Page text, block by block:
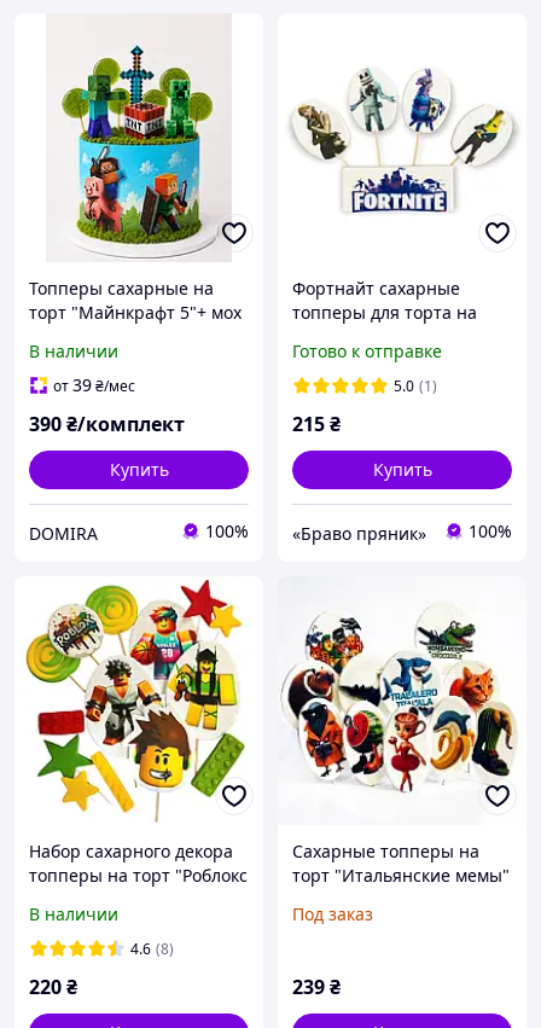
Топперы сахарные на
торт "Майнкрафт 5"+ мох
В наличии
от39₴/мес
390₴/комплект
Купить
DOMIRA 100%
Фортнайт сахарные
топперы для торта на
Готово к отправке
5.0 (1)
215₴
Купить
«Браво пряник» 100%
Набор сахарного декора
топперы на торт "Роблокс
В наличии
4.6 (8)
220₴
Сахарные топперы на
торт "Итальянские мемы"
Под заказ
239₴